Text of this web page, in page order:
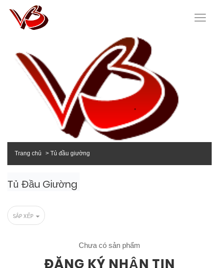
Trang chủ Tủ đầu giường
Tủ Đầu Giường
SẮP XẾP
Chưa có sản phẩm
ĐĂNG KÝ NHẬN TIN